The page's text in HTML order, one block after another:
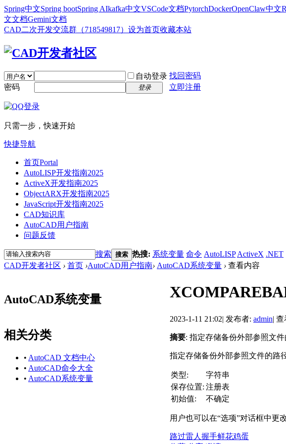
Spring中文Spring bootSpring AIkafka中文VSCode文档PytorchDockerOpenClaw中文
文文档Gemini文档
CAD二次开发交流群（718549817） 设为首页收藏本站
自动登录 找回密码
密码
登录 立即注册
只需一步，快速开始
快捷导航
首页Portal
AutoLISP开发指南2025
ActiveX开发指南2025
ObjectARX开发指南2025
JavaScript开发指南2025
CAD知识库
AutoCAD用户指南
问题反馈
搜索 搜索 热搜: 系统变量 命令 AutoLISP ActiveX .NET
CAD开发者社区 › 首页 ›AutoCAD用户指南› AutoCAD系统变量 › 查看内容
AutoCAD系统变量
相关分类
• AutoCAD 文档中心
• AutoCAD命令大全
• AutoCAD系统变量
2023-1-11 21:02| 发布者: admin| 查
摘要: 指定存储备份外部参照文件
指定存储备份外部参照文件的路径
类型:
字符串
保存位置: 注册表
初始值:
不确定
用户也可以在“选项”对话框中更
路过雷人 握手鲜花鸡蛋